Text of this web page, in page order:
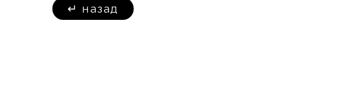
↵ назад